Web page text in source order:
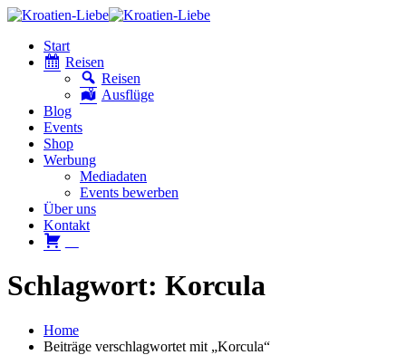
Start
Reisen
Reisen
Ausflüge
Blog
Events
Shop
Werbung
Mediadaten
Events bewerben
Über uns
Kontakt
Schlagwort: Korcula
Home
Beiträge verschlagwortet mit „Korcula“